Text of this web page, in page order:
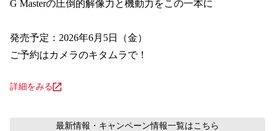
G Masterの圧倒的解像力と機動力をこの一本に
発売予定：2026年6月5日（金）
ご予約はカメラのキタムラで！
詳細をみる
最新情報・キャンペーン情報一覧はこちら